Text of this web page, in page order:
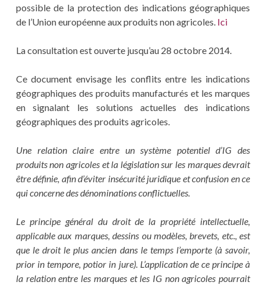
possible de la protection des indications géographiques
de l’Union européenne aux produits non agricoles. Ici
La consultation est ouverte jusqu’au 28 octobre 2014.
Ce document envisage les conflits entre les indications
géographiques des produits manufacturés et les marques
en signalant les solutions actuelles des indications
géographiques des produits agricoles.
Une relation claire entre un système potentiel d’IG des
produits non agricoles et la législation sur les marques devrait
être définie, afin d’éviter insécurité juridique et confusion en ce
qui concerne des dénominations conflictuelles.
Le principe général du droit de la propriété intellectuelle,
applicable aux marques, dessins ou modèles, brevets, etc., est
que le droit le plus ancien dans le temps l’emporte (à savoir,
prior in tempore, potior in jure). L’application de ce principe à
la relation entre les marques et les IG non agricoles pourrait